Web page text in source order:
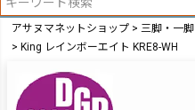
アサヌマネットショップ 三脚・一脚
King レインボーエイト KRE8-WH